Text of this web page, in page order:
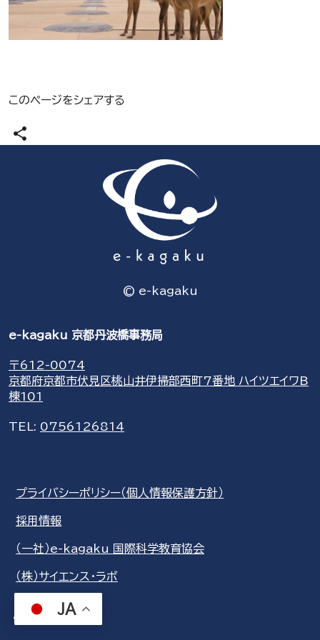
このページをシェアする
share
© e-kagaku
e-kagaku 京都丹波橋事務局
〒612-0074
京都府京都市伏見区桃山井伊掃部西町7番地 ハイツエイワB
棟101
TEL: 0756126814
プライバシーポリシー（個人情報保護方針）
採用情報
（一社）e-kagaku 国際科学教育協会
（株）サイエンス・ラボ
share
JA